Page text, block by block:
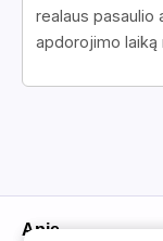
realaus pasaulio
apdorojimo laiką
Apie